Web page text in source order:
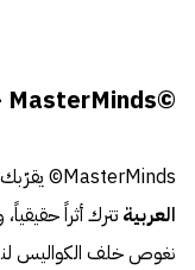
©MasterMinds - ماستر مايندز
MasterMinds© يقرّبك وجهاً لوجه من
العربية تترك أثراً
نغوص خلف الكواليس